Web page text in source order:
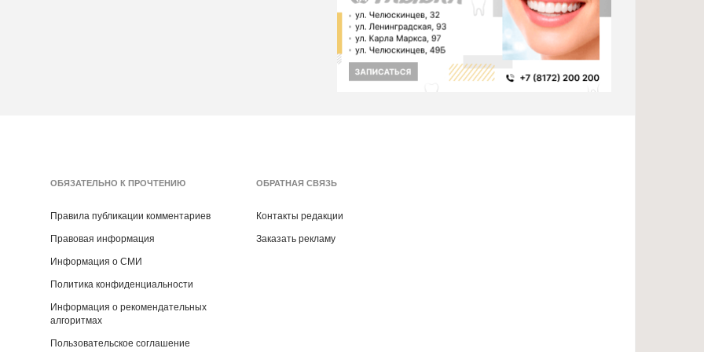
ОБЯЗАТЕЛЬНО К ПРОЧТЕНИЮ
Правила публикации комментариев
Правовая информация
Информация о СМИ
Политика конфиденциальности
Информация о рекомендательных
алгоритмах
Пользовательское соглашение
ОБРАТНАЯ СВЯЗЬ
Контакты редакции
Заказать рекламу